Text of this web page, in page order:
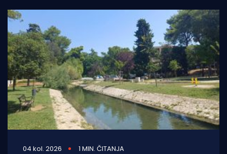
04 kol. 2026 1 MIN. ČITANJA